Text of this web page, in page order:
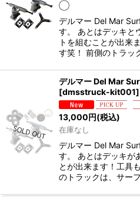
◯
デルマー Del Mar
す。 あとはデッキと
トを組むことが出来
す笑！ 前側のトラッ
デルマー Del Mar
[dmsstruck-kit001]
13,000円(税込)
在庫なし
デルマー Del Mar
す。 あとはデッキが
とが出来ます！工具
のトラックは、サー